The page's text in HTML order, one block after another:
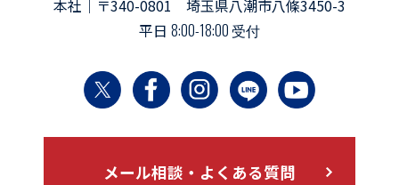
本社｜〒340-0801 埼玉県八潮市八條3450-3
平日 8:00-18:00 受付
メール相談・よくある質問